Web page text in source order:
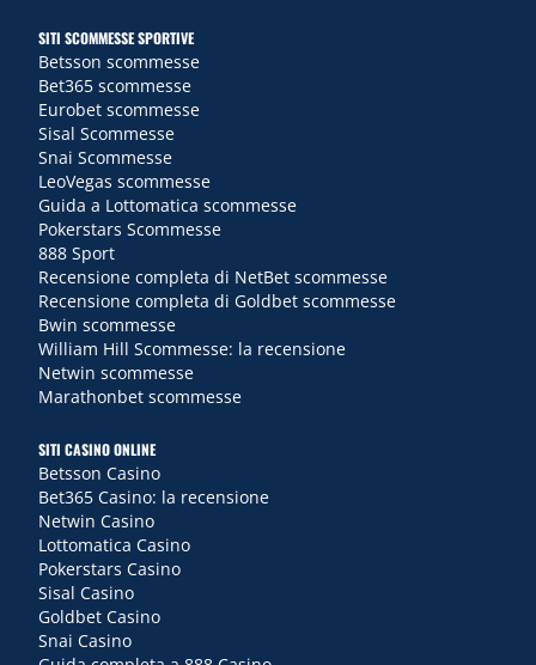
SITI SCOMMESSE SPORTIVE
Betsson scommesse
Bet365 scommesse
Eurobet scommesse
Sisal Scommesse
Snai Scommesse
LeoVegas scommesse
Guida a Lottomatica scommesse
Pokerstars Scommesse
888 Sport
Recensione completa di NetBet scommesse
Recensione completa di Goldbet scommesse
Bwin scommesse
William Hill Scommesse: la recensione
Netwin scommesse
Marathonbet scommesse
SITI CASINO ONLINE
Betsson Casino
Bet365 Casino: la recensione
Netwin Casino
Lottomatica Casino
Pokerstars Casino
Sisal Casino
Goldbet Casino
Snai Casino